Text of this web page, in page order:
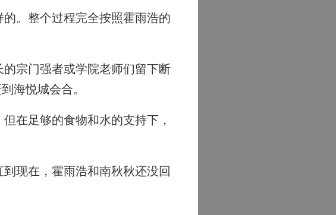
。整个过程完全按照霍雨浩的
宗门强者或学院老师们留下断
海悦城会合。
在足够的食物和水的支持下，
现在，霍雨浩和南秋秋还没回